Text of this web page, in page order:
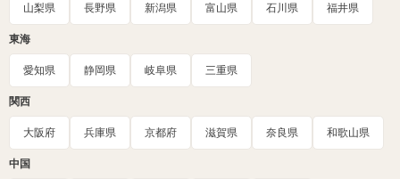
山梨県 長野県 新潟県 富山県 石川県 福井県
東海
愛知県 静岡県 岐阜県 三重県
関西
大阪府 兵庫県 京都府 滋賀県 奈良県 和歌山県
中国